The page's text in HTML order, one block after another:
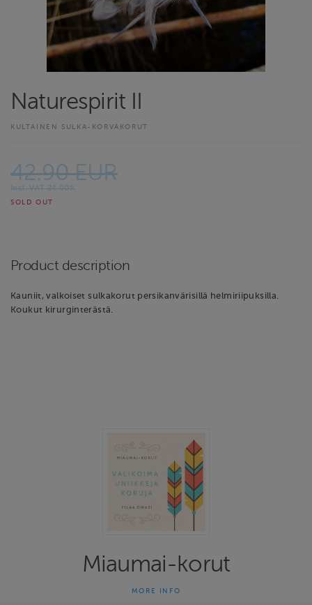
Naturespirit II
KULTAINEN SULKA-KORVAKORUT
42.90 EUR
Incl. VAT 24.00%
SOLD OUT
Product description
Kauniit, valkoiset sulkakorut persikanvärisillä helmiriipuksilla.
Koukut kirurginterästä.
Miaumai-korut
MORE INFO